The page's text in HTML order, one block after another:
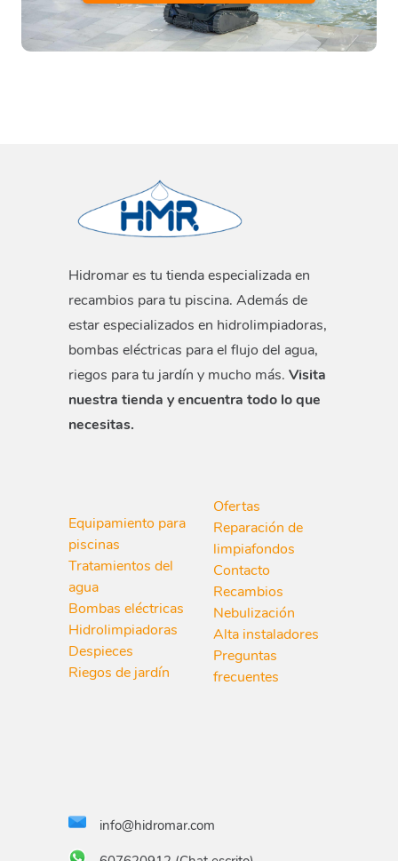
Hidromar es tu tienda especializada en
recambios para tu piscina. Además de
estar especializados en hidrolimpiadoras,
bombas eléctricas para el flujo del agua,
riegos para tu jardín y mucho más. Visita
nuestra tienda y encuentra todo lo que
necesitas.
Equipamiento para
piscinas
Tratamientos del
agua
Bombas eléctricas
Hidrolimpiadoras
Despieces
Riegos de jardín
Ofertas
Reparación de
limpiafondos
Contacto
Recambios
Nebulización
Alta instaladores
Preguntas
frecuentes
info@hidromar.com